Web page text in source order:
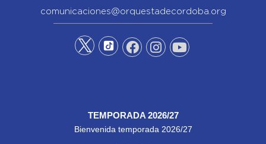
comunicaciones@orquestadecordoba.org
TEMPORADA 2026/27
Bienvenida temporada 2026/27